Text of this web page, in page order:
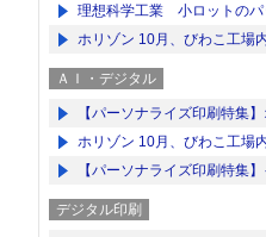
理想科学工業 小ロットのパ
ホリゾン 10月、びわこ工場
ＡＩ・デジタル
【パーソナライズ印刷特集
ホリゾン 10月、びわこ工場
【パーソナライズ印刷特集
デジタル印刷